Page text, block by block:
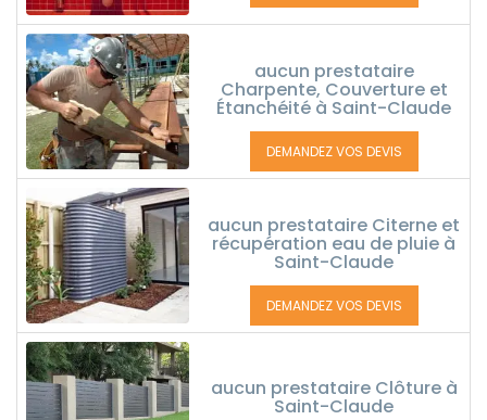
aucun prestataire
Charpente, Couverture et
Étanchéité à Saint-Claude
DEMANDEZ VOS DEVIS
aucun prestataire Citerne et
récupération eau de pluie à
Saint-Claude
DEMANDEZ VOS DEVIS
aucun prestataire Clôture à
Saint-Claude